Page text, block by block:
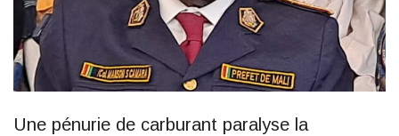
Une pénurie de carburant paralyse la